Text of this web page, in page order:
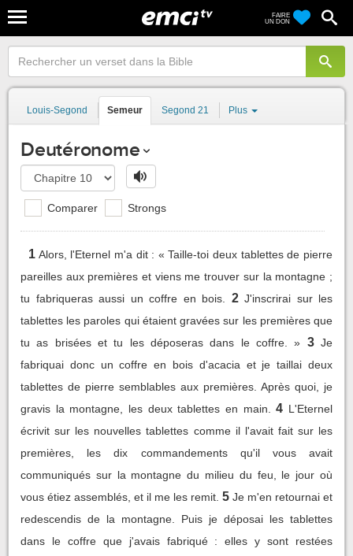
FAIRE
UN DON
Louis-Segond Semeur Segond 21 Plus
Deutéronome
Comparer Strongs
1 Alors, l'Eternel m'a dit : « Taille-toi deux tablettes de pierre
pareilles aux premières et viens me trouver sur la montagne ;
tu fabriqueras aussi un coffre en bois.
2 J'inscrirai sur les
tablettes les paroles qui étaient gravées sur les premières que
tu as brisées et tu les déposeras dans le coffre. » 3 Je
fabriquai donc un coffre en bois d'acacia et je taillai deux
tablettes de pierre semblables aux premières. Après quoi, je
gravis la montagne, les deux tablettes en main.
4 L'Eternel
écrivit sur les nouvelles tablettes comme il l'avait fait sur les
premières, les dix commandements qu'il vous avait
communiqués sur la montagne du milieu du feu, le jour où
vous étiez assemblés, et il me les remit. 5 Je m'en retournai et
redescendis de la montagne. Puis je déposai les tablettes
dans le coffre que j'avais fabriqué : elles y sont restées